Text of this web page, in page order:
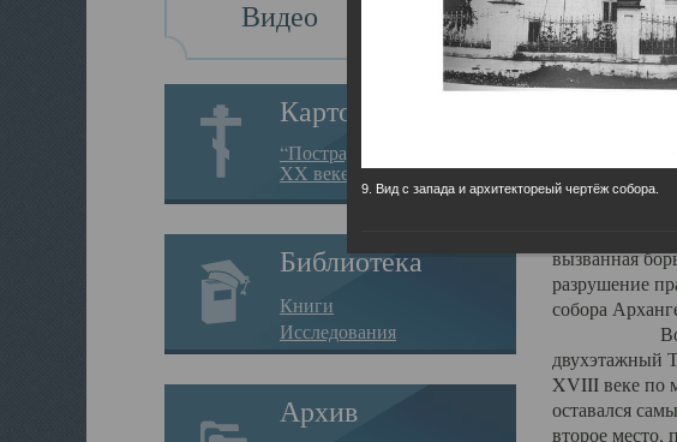
Видео
Картотека
“Пострадавшие за веру в
XX веке на Севере”
Библиотека
Книги
Исследования
Архив
Сегодня мы
пострадал
выдающихся
вызванная
разрушение
собора
Возникнув
двухэтажный
XVIII веке по
оставался
второе место,
9. Вид с запада и архитектореый чертёж собора.